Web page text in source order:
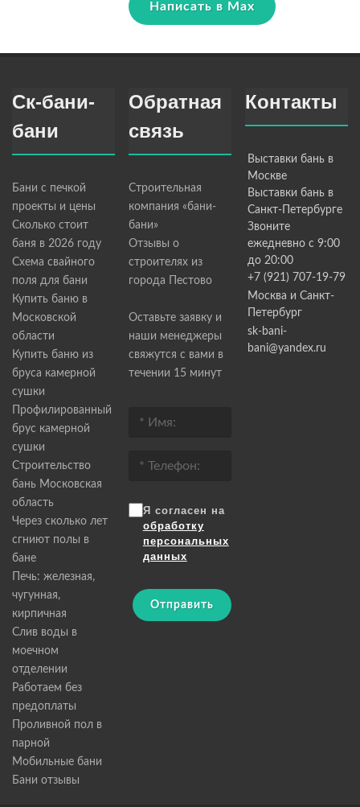
Написать в Max
Ск-бани-
бани
Бани с печкой
проекты и цены
Сколько стоит
баня в 2026 году
Схема свайного
поля для бани
Купить баню в
Московской
области
Купить баню из
бруса камерной
сушки
Профилированный
брус камерной
сушки
Строительство
бань Московская
область
Через сколько лет
сгниют полы в
бане
Печь: железная,
чугунная,
кирпичная
Слив воды в
моечном
отделении
Работаем без
предоплаты
Проливной пол в
парной
Мобильные бани
Бани отзывы
Обратная
связь
Строительная
компания «бани-
бани»
Отзывы о
строителях из
города Пестово
Оставьте заявку и
наши менеджеры
свяжутся с вами в
течении 15 минут
Я согласен на
обработку
персональных
данных
Отправить
Контакты
Выставки бань в
Москве
Выставки бань в
Санкт-Петербурге
Звоните
ежедневно с 9:00
до 20:00
+7 (921) 707-19-79
Москва и Санкт-
Петербург
sk-bani-
bani@yandex.ru